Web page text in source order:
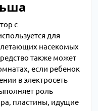
с
для
насекомых
также может
если ребенок
в электросеть
роль
пластины, идущие